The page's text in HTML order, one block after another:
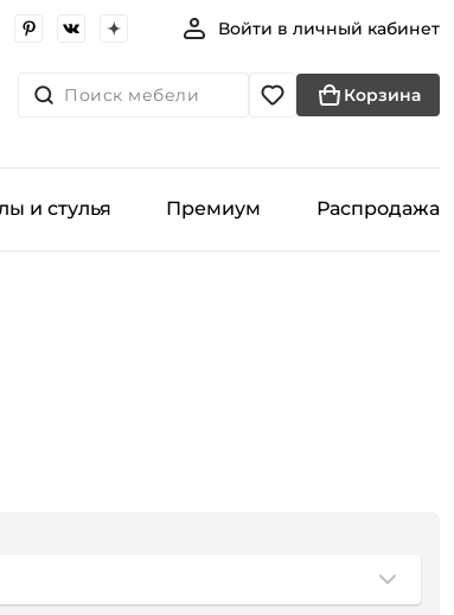
Войти в личный кабинет
Поиск мебели Корзина
и стулья Премиум Распродажа